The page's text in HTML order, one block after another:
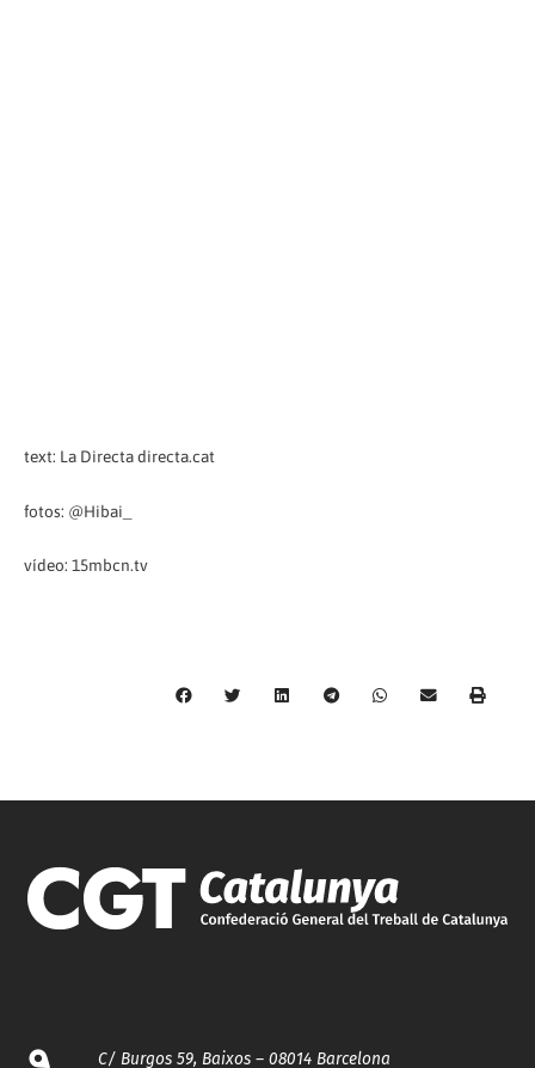
text: La Directa directa.cat
fotos: @Hibai_
vídeo: 15mbcn.tv
C/ Burgos 59, Baixos – 08014 Barcelona